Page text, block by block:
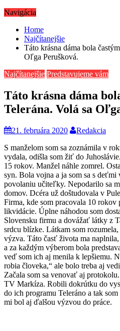
Navigácia
Home
Najčítanejšie
Táto krásna dáma bola
Oľga Perušková.
Najčítanejšie Predstavujeme vám
Táto krásna dáma
Telerána. Volá sa
21. februára 2020
Redakcia
S manželom som sa zoznámila v
vydala, odišla som žiť do
15 rokov. Manžel náhle zomrel.
syn. Bola vojna a ja som sa s
povolaniu učiteľky. Nepodarilo sa
domov. Dcéra už doštudovala v
Firma, kde som pracovala 10 rokov
likvidácie. Úplne náhodou som
Slovensku firmu a dovážať látky z
srdcu blízke. Látkam som
výzva. Táto časť života ma
a za každým výberom bola
veď som ich aj menila k lepšiemu.
robia človeka,“ ale bolo treba aj
Začala som sa venovať aj
TV Markíza. Robili dokrútku do
do ich programu Teleráno a tak
mi bol aj ďalšou výzvou do práce.